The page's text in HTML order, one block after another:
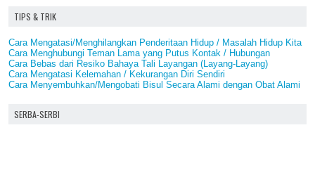
TIPS & TRIK
Cara Mengatasi/Menghilangkan Penderitaan Hidup / Masalah Hidup Kita
Cara Menghubungi Teman Lama yang Putus Kontak / Hubungan
Cara Bebas dari Resiko Bahaya Tali Layangan (Layang-Layang)
Cara Mengatasi Kelemahan / Kekurangan Diri Sendiri
Cara Menyembuhkan/Mengobati Bisul Secara Alami dengan Obat Alami
SERBA-SERBI